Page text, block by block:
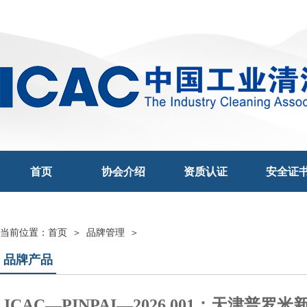
首页 协会介绍 资质认证 安全证
当前位置： 首页 ＞ 品牌管理 ＞
品牌产品